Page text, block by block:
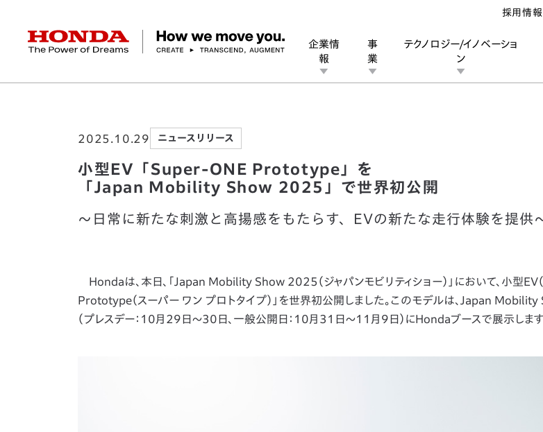
HONDA The Power of Dreams
企業情
報
経営方針 会社概要 ヒストリー
事
業
パワープロダクツ マリン
テクノロジー/イノベーショ
ン
デザイン オープンイノベーション
Honda Report 環境 社会
財務・業績情報 株式・債券情報
採用情報
小型EV「Super-ONE Prototype」を「Japan Mobility Show 2025」で
2025.10.29 ニュースリリース
小型EV「Super-ONE Prototype」を
「Japan Mobility Show 2025」で世界初公開
～日常に新たな刺激と高揚感をもたらす、EVの新たな走行体験を提供
Hondaは、本日、「Japan Mobility Show 2025（ジャパンモビリティショー）」において、小型EV
Prototype（スーパー ワン プロトタイプ）」を世界初公開しました。このモデルは、Japan
（プレスデー：10月29日～30日、一般公開日：10月31日～11月9日）にHondaブースで展示します